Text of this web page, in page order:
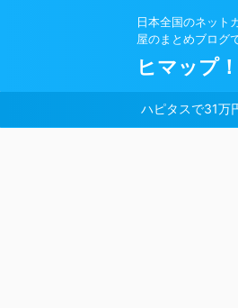
日本全国のネット
屋のまとめブログ
ヒマップ！
ハピタスで31万